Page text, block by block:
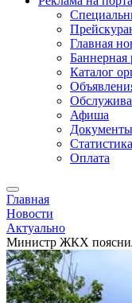
Главная
Баннерная
Каталог
Афиша
Статистика
Оплата
Главная
Новости
Актуально
Министр ЖКХ